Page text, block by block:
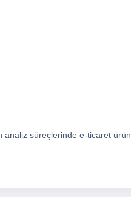
analiz süreçlerinde e-ticaret ürün